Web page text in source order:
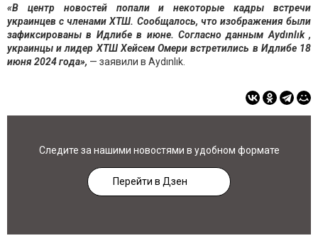
«В центр новостей попали и некоторые кадры встречи
украинцев с членами ХТШ. Сообщалось, что изображения были
зафиксированы в Идлибе в июне. Согласно данным Aydınlık ,
украинцы и лидер ХТШ Хейсем Омери встретились в Идлибе 18
июня 2024 года», — заявили в Aydınlık.
Следите за нашими новостями в удобном формате
Перейти в Дзен